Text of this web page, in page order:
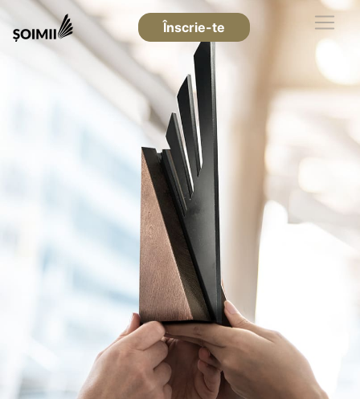
Înscrie-te